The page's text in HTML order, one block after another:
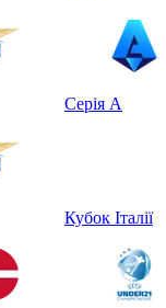
Серія А
Кубок Італії